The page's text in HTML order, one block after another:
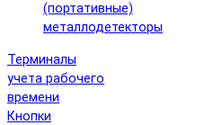
(портативные)
металлодетекторы
Терминалы
учета рабочего
времени
Кнопки